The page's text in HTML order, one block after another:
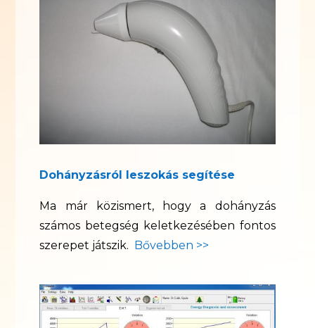
Dohányzásról leszokás segítése
Ma már közismert, hogy a dohányzás
számos betegség keletkezésében fontos
szerepet játszik. Bővebben >>